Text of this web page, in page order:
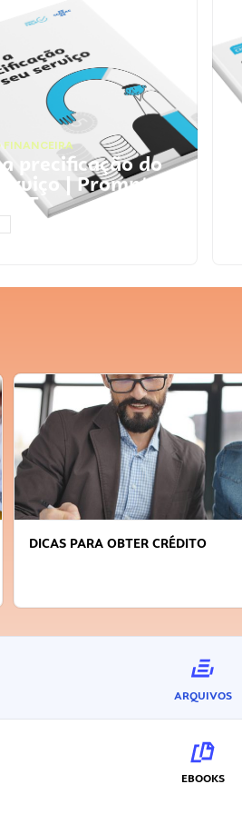
FINANCEIRA
precificação do
| Prompts
DICAS PARA OBTER CRÉDITO
ARQUIVOS
EBOOKS